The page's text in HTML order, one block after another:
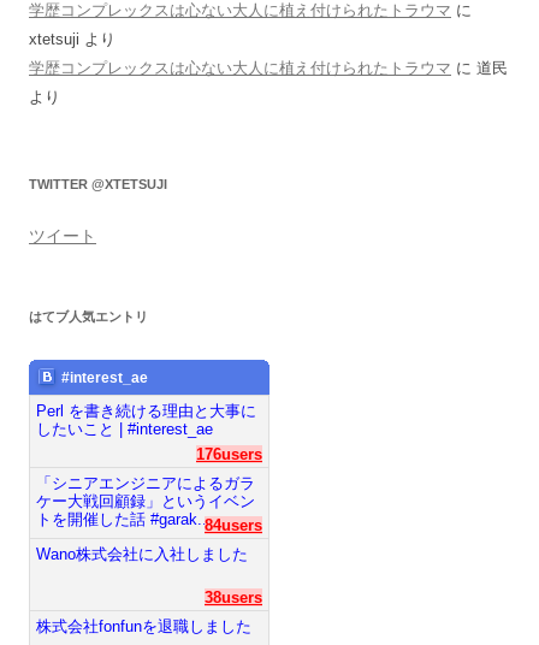
学歴コンプレックスは心ない大人に植え付けられたトラウマ に
xtetsuji より
学歴コンプレックスは心ない大人に植え付けられたトラウマ に 道民
より
TWITTER @XTETSUJI
ツイート
はてブ人気エントリ
#interest_ae
Perl を書き続ける理由と大事に
したいこと | #interest_ae
176users
「シニアエンジニアによるガラ
ケー大戦回顧録」というイベン
トを開催した話 #garak...84users
Wano株式会社に入社しました
38users
株式会社fonfunを退職しました